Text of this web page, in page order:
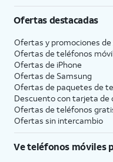
Ofertas destacadas
Ofertas y promociones de
Ofertas de teléfonos
Ofertas de iPhone
Ofertas de Samsung
Ofertas de paquetes de
Descuento con tarjeta de
Ofertas de teléfonos
Ofertas sin intercambio
Ve teléfonos móviles